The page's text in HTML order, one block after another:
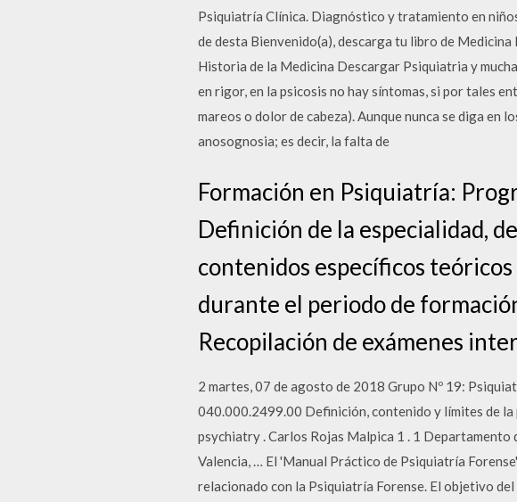
Psiquiatría Clínica. Diagnóstico y tratamiento en
de desta Bienvenido(a), descarga tu libro de
Historia de la Medicina Descargar Psiquiatria y
en rigor, en la psicosis no hay síntomas, si por tales
mareos o dolor de cabeza). Aunque nunca se diga en
anosognosia; es decir, la falta de
Formación en Psiquiatría:
Definición de la especialidad,
contenidos específicos
durante el periodo de
Recopilación de exámenes
2 martes, 07 de agosto de 2018 Grupo Nº 19:
040.000.2499.00 Definición, contenido y límites de
psychiatry . Carlos Rojas Malpica 1 . 1 Departamento
Valencia, … El 'Manual Práctico de Psiquiatría
relacionado con la Psiquiatría Forense. El objetivo